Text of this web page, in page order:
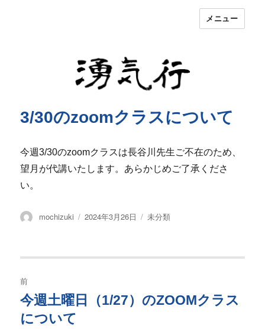
湧気行
メニュー
3/30のzoomクラスについて
今週3/30のzoomクラスは長谷川先生ご不在のため、
望月が代講いたします。あらかじめご了承くださ
い。
投
mochizuki
投
2024年3月26日
カ
未分類
稿
ナ
前
過
去
今週土曜日（1/27）のZOOMクラス
について